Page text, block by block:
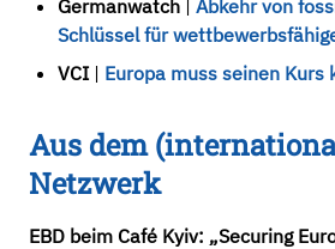
Germanwatch | Abkehr von
Schlüssel für
VCI| Europa muss seinen Kurs
Aus dem
Netzwerk
EBD beim Café Kyiv: „Securing